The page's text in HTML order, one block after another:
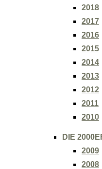
2018
2017
2016
2015
2014
2013
2012
2011
2010
DIE
2009
2008